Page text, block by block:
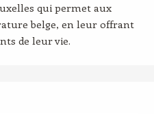
qui permet aux
belge, en leur offrant
de leur vie.